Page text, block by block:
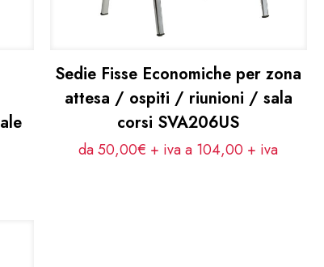
Sedie Fisse Economiche per zona
attesa / ospiti / riunioni / sala
corsi SVA206US
da 50,00€ + iva a 104,00 + iva